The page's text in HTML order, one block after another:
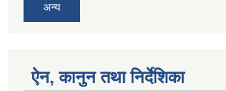
अन्य
ऐन, कानुन तथा निर्देशिका